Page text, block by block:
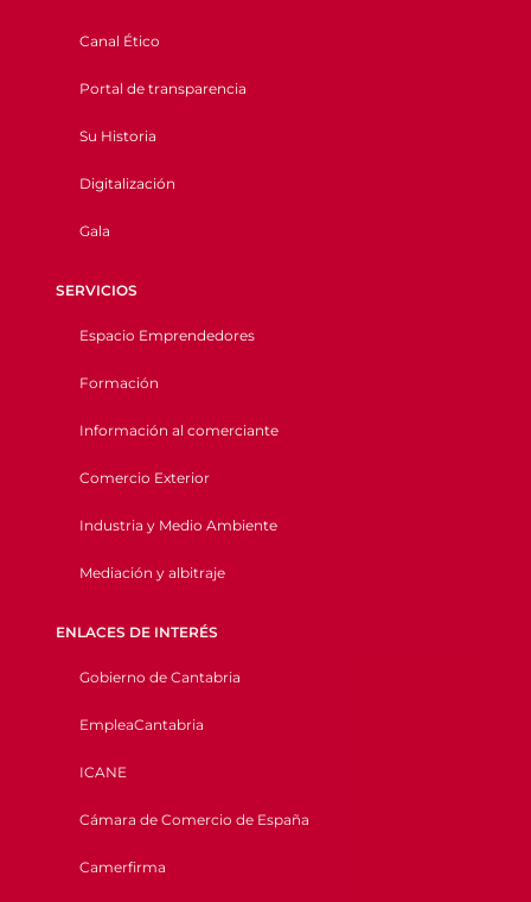
Canal Ético
Portal de transparencia
Su Historia
Digitalización
Gala
SERVICIOS
Espacio Emprendedores
Formación
Información al comerciante
Comercio Exterior
Industria y Medio Ambiente
Mediación y albitraje
ENLACES DE INTERÉS
Gobierno de Cantabria
EmpleaCantabria
ICANE
Cámara de Comercio de España
Camerfirma